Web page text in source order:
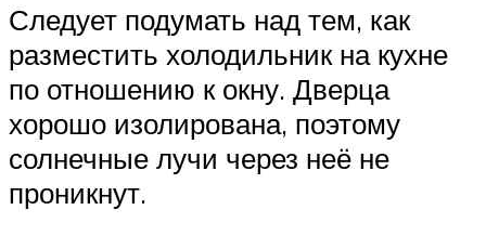
Следует подумать над тем, как
разместить холодильник на кухне
по отношению к окну. Дверца
хорошо изолирована, поэтому
солнечные лучи через неё не
проникнут.